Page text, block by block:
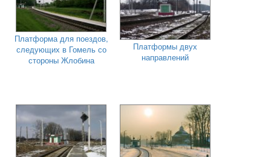
Платформа для поездов,
следующих в Гомель со
стороны Жлобина
Платформы двух
направлений